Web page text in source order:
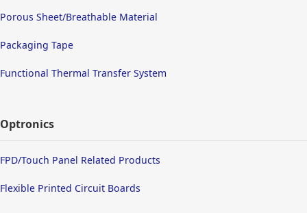
Porous Sheet/Breathable Material
Packaging Tape
Functional Thermal Transfer System
Optronics
FPD/Touch Panel Related Products
Flexible Printed Circuit Boards